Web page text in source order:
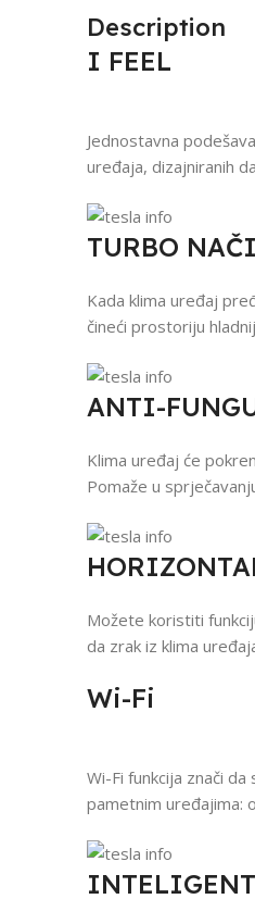
Description
I FEEL
Jednostavna
uređaja, dizajniranih
TURBO
Kada klima uređaj
čineći prostoriju
ANTI-
Klima uređaj će
Pomaže u
Možete koristiti
da zrak iz klima
Wi-Fi
Wi-Fi funkcija znači
pametnim uređajima: